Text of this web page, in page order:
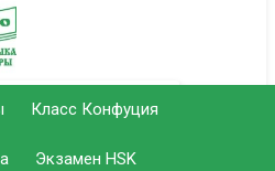
офис
Класс Конфуция
Экзамен HSK